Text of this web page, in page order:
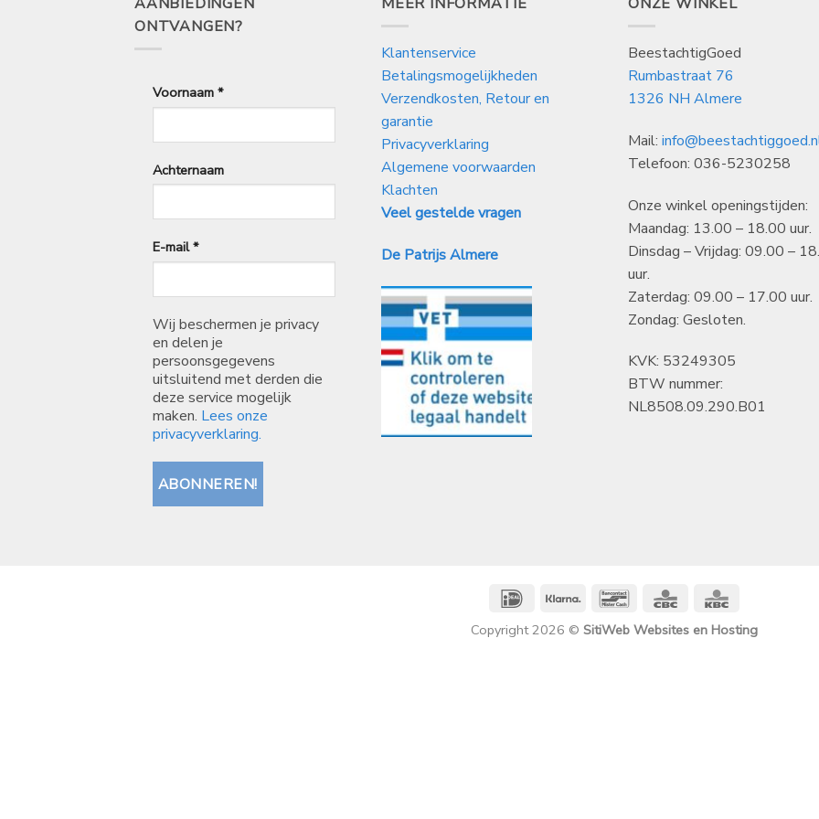
ONTVANGEN?
Voornaam *
Achternaam
E-mail*
Wij beschermen je privacy
en delen je
persoonsgegevens
uitsluitend met derden die
deze service mogelijk
maken. Lees onze
privacyverklaring.
Klantenservice
Betalingsmogelijkheden
Verzendkosten, Retour en
garantie
Privacyverklaring
Algemene voorwaarden
Klachten
Veel gestelde vragen
De Patrijs Almere
BeestachtigGoed
Rumbastraat 76
1326 NH Almere
Mail:
Telefoon: 036-5230258
Onze winkel openingstijden:
Maandag: 13.00 – 18.00 uur.
Dinsdag – Vrijdag: 09.00 –
uur.
Zaterdag: 09.00 – 17.00 uur.
Zondag: Gesloten.
KVK: 53249305
BTW nummer:
NL8508.09.290.B01
IDeal Klarna BancontactCBC
Copyright 2026 © SitiWeb Websites en Hosting